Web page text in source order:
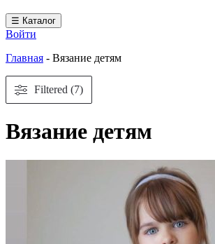
☰ Каталог
Войти
Главная - Вязание детям
Filtered (7)
Вязание детям